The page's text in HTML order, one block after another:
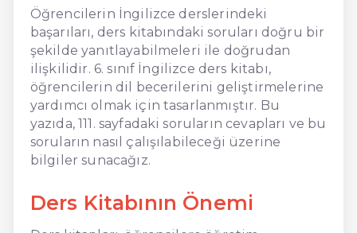
Öğrencilerin İngilizce derslerindeki
başarıları, ders kitabındaki soruları doğru bir
şekilde yanıtlayabilmeleri ile doğrudan
ilişkilidir. 6. sınıf İngilizce ders kitabı,
öğrencilerin dil becerilerini geliştirmelerine
yardımcı olmak için tasarlanmıştır. Bu
yazıda, 111. sayfadaki soruların cevapları ve bu
soruların nasıl çalışılabileceği üzerine
bilgiler sunacağız.
Ders Kitabının Önemi